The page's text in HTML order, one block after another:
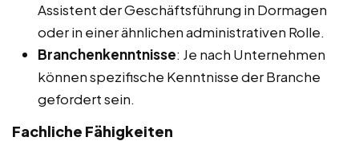
Assistent der Geschäftsführung in Dormagen
oder in einer ähnlichen administrativen Rolle.
Branchenkenntnisse: Je nach Unternehmen
können spezifische Kenntnisse der Branche
gefordert sein.
Fachliche Fähigkeiten